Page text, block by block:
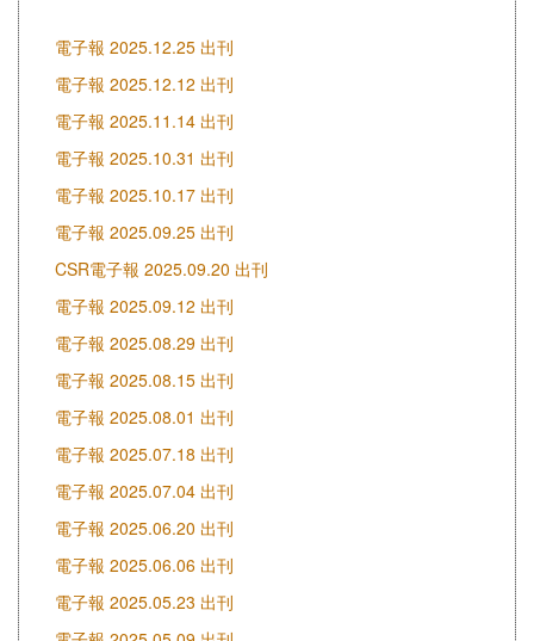
電子報 2025.12.25 出刊
電子報 2025.12.12 出刊
電子報 2025.11.14 出刊
電子報 2025.10.31 出刊
電子報 2025.10.17 出刊
電子報 2025.09.25 出刊
CSR電子報 2025.09.20 出刊
電子報 2025.09.12 出刊
電子報 2025.08.29 出刊
電子報 2025.08.15 出刊
電子報 2025.08.01 出刊
電子報 2025.07.18 出刊
電子報 2025.07.04 出刊
電子報 2025.06.20 出刊
電子報 2025.06.06 出刊
電子報 2025.05.23 出刊